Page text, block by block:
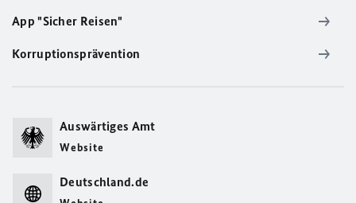
App "Sicher Reisen"
Korruptionsprävention
Auswärtiges Amt
Website
Deutschland.de